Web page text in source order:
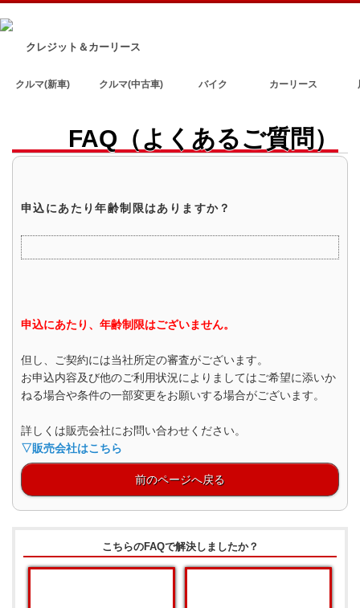
クレジット＆カーリース
クルマ(新車) クルマ(中古車) バイク カーリース
FAQ（よくあるご質問）
申込にあたり年齢制限はありますか？
申込にあたり、年齢制限はございません。
但し、ご契約には当社所定の審査がございます。
お申込内容及び他のご利用状況によりましてはご希望に添いか
ねる場合や条件の一部変更をお願いする場合がございます。
詳しくは販売会社にお問い合わせください。
▽販売会社はこちら
前のページへ戻る
こちらのFAQで解決しましたか？